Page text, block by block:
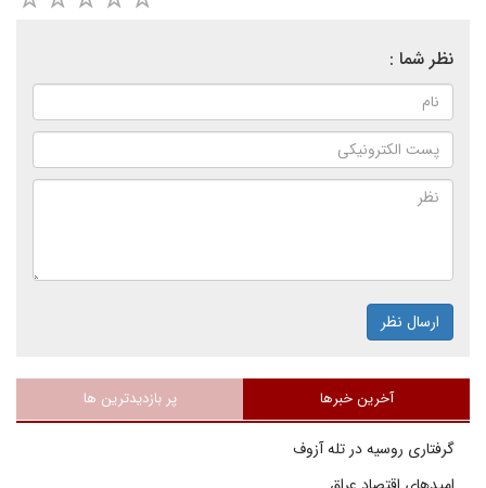
نظر شما :
ارسال نظر
آخرین خبرها پر بازدیدترین ها
گرفتاری روسیه در تله آزوف